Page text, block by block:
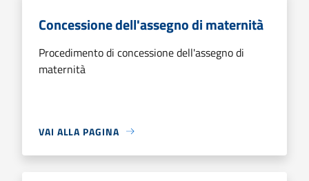
Concessione dell'assegno di maternità
Procedimento di concessione dell'assegno di
maternità
VAI ALLA PAGINA